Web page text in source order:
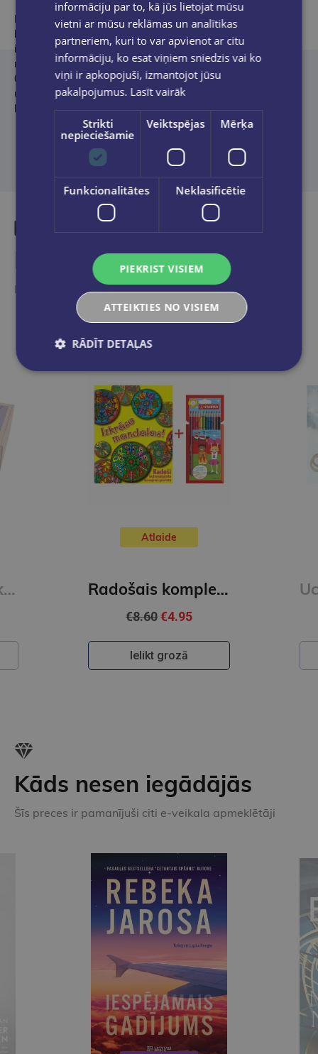
Komplektā esošie STABILO flomāsteri, ar ko veidot
brīnumainus, spilgtus zīmējumus, ir ideāli piemēroti bērniem! Tie
ir ergonomiski, piemēroti gan zīmēšanai, gan rakstīšanai, un
nodrošina ērtu un precīzu rakstību, pateicoties smalkajam
0.7mm uzgalim. Turklāt flomāsteru tinte viegli izmazgājas un
uzgalis ir aizsargāts pret izžūšanu, padarot tos drošus un ilgi
lietojamus.
Līdzīgas preces
Ieskaties, varbūt noder
Skolēna komplekts, 34 priekšmeti
Atlaide
Radošais komplekts - Izkrāso Mandalas
€8.60€4.95
Ielikt grozā
Kāds nesen iegādājās
Šīs preces ir pamanījuši citi e-veikala apmeklētāji
informāciju par to, kā jūs lietojat mūsu
vietni ar mūsu reklāmas un analītikas
partneriem, kuri to var apvienot ar citu
informāciju, ko esat viņiem sniedzis vai ko
viņi ir apkopojuši, izmantojot jūsu
pakalpojumus. Lasīt vairāk
Strikti
nepieciešamie
Veiktspējas Mērķa
Funkcionalitātes Neklasificētie
PIEKRIST VISIEM
ATTEIKTIES NO VISIEM
RĀDĪT DETAĻAS